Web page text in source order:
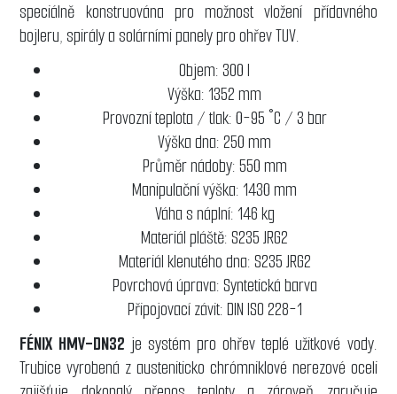
speciálně konstruována pro možnost vložení přídavného
bojleru, spirály a solárními panely pro ohřev TUV.
Objem: 300 l
Výška: 1352 mm
Provozní teplota / tlak: 0-95 °C / 3 bar
Výška dna: 250 mm
Průměr nádoby: 550 mm
Manipulační výška: 1430 mm
Váha s náplní: 146 kg
Materiál pláště: S235 JRG2
Materiál klenutého dna: S235 JRG2
Povrchová úprava: Syntetická barva
Připojovací závit: DIN ISO 228-1
FÉNIX HMV-DN32 je systém pro ohřev teplé užitkové vody.
Trubice vyrobená z austeniticko chrómniklové nerezové oceli